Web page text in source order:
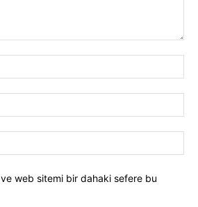
ve web sitemi bir dahaki sefere bu